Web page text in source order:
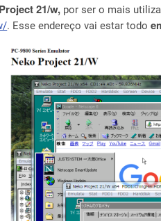
21/w, por ser o mais
. Esse endereço vai estar todo